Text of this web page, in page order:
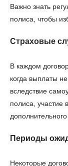
Важно знать
полиса, чтобы
Страховые
В каждом
когда выплаты
вследствие
полиса, участие
Периоды
Некоторые